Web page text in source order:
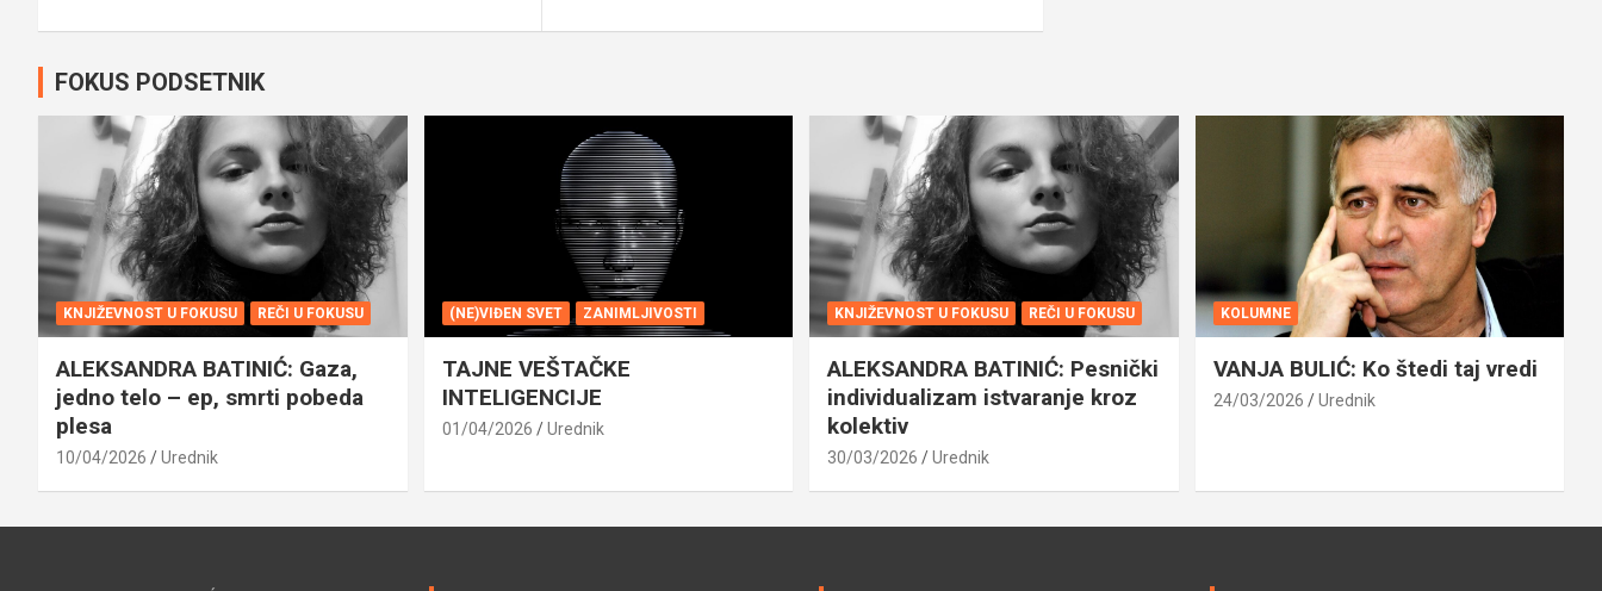
FOKUS PODSETNIK
KNJIŽEVNOST U FOKUSU REČI U FOKUSU
ALEKSANDRA BATINIĆ: Gaza,
jedno telo – ep, smrti pobeda
plesa
10/04/2026 Urednik
(NE)VIĐEN SVET ZANIMLJIVOSTI
TAJNE VEŠTAČKE
INTELIGENCIJE
01/04/2026 Urednik
KNJIŽEVNOST U FOKUSU REČI U FOKUSU
ALEKSANDRA BATINIĆ: Pesnički
individualizam istvaranje kroz
kolektiv
30/03/2026 Urednik
KOLUMNE
VANJA BULIĆ: Ko štedi taj vredi
24/03/2026 Urednik